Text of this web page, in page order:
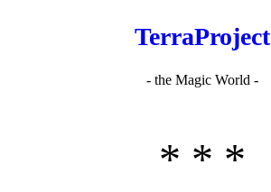
TerraProject
- the Magic World -
* * *